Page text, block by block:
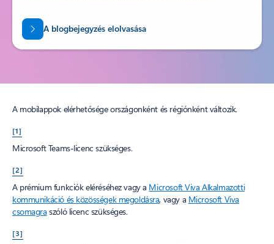
A blogbejegyzés elolvasása
A mobilappok elérhetősége országonként és régiónként változik.
[1]
Microsoft Teams-licenc szükséges.
[2]
A prémium funkciók eléréséhez vagy a Microsoft Viva Alkalmazotti
kommunikáció és közösségek megoldásra, vagy a Microsoft Viva
csomagra szóló licenc szükséges.
[3]